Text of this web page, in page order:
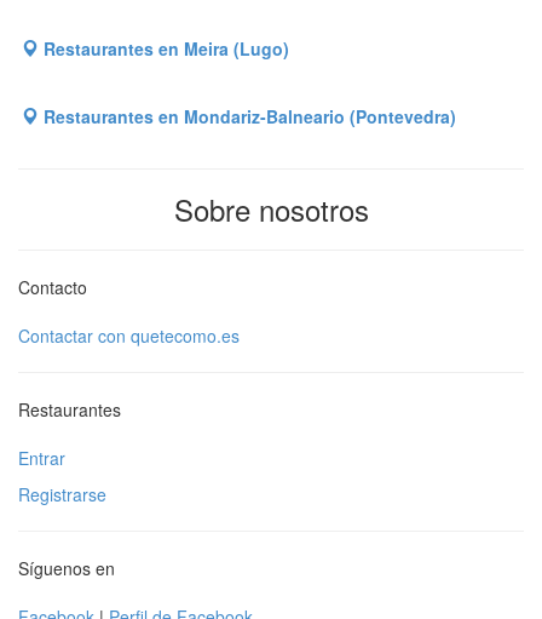
Restaurantes en Meira (Lugo)
Restaurantes en Mondariz-Balneario (Pontevedra)
Sobre nosotros
Contacto
Contactar con quetecomo.es
Restaurantes
Entrar
Registrarse
Síguenos en